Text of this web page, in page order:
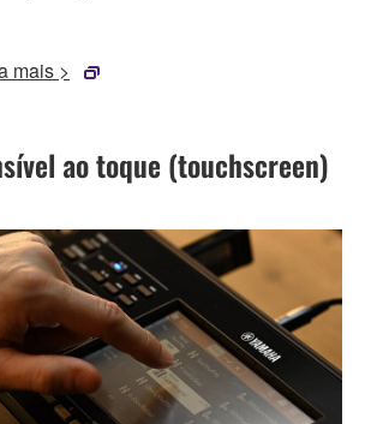
mais >
ao toque (touchscreen)